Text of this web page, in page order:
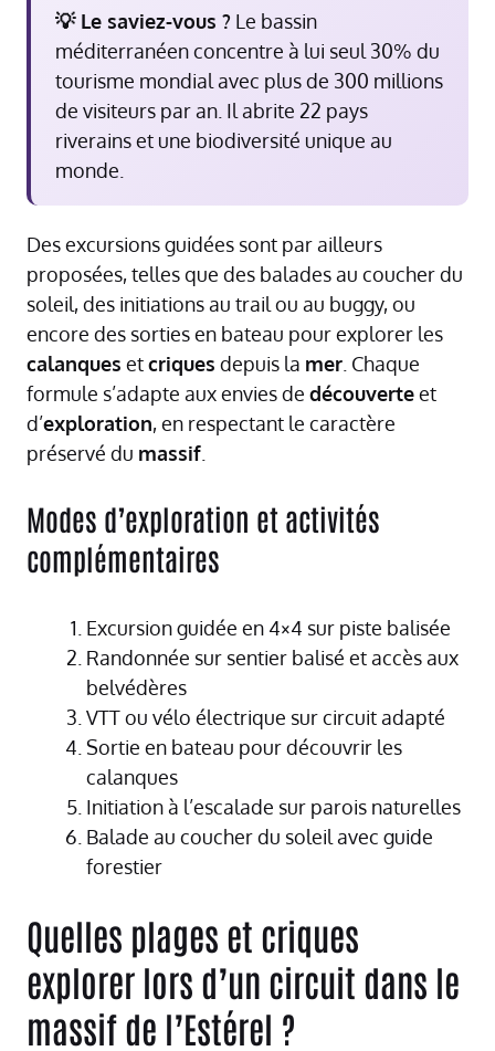
💡 Le saviez-vous ? Le bassin
méditerranéen concentre à lui seul 30% du
tourisme mondial avec plus de 300 millions
de visiteurs par an. Il abrite 22 pays
riverains et une biodiversité unique au
monde.
Des excursions guidées sont par ailleurs
proposées, telles que des balades au coucher du
soleil, des initiations au trail ou au buggy, ou
encore des sorties en bateau pour explorer les
calanques etcriques depuis la mer . Chaque
formule s’adapte aux envies de découverteet
d’exploration, en respectant le caractère
préservé du massif
Modes d’exploration et activités
complémentaires
Excursion guidée en 4×4 sur piste balisée
Randonnée sur sentier balisé et accès aux
belvédères
VTT ou vélo électrique sur circuit adapté
Sortie en bateau pour découvrir les
calanques
Initiation à l’escalade sur parois naturelles
Balade au coucher du soleil avec guide
forestier
Quelles plages et criques
explorer lors d’un circuit dans le
massif de l’Estérel ?